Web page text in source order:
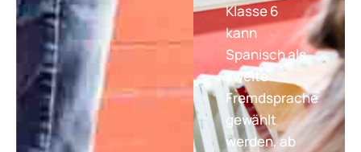
Klasse 6
kann
Spanisch als
zweite
Fremdsprache
gewählt
werden, ab